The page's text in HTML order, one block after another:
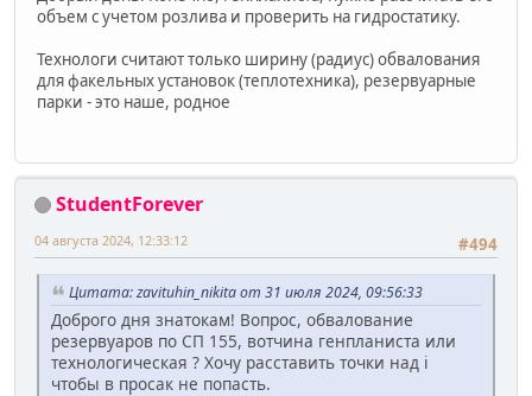
объем с учетом розлива и проверить на гидростатику.
Технологи считают только ширину (радиус) обвалования
для факельных установок (теплотехника), резервуарные
парки - это наше, родное
StudentForever
#494
04 августа 2024, 12:33:12
Цитата: zavituhin_nikita от 31 июля 2024, 09:56:33
Доброго дня знатокам! Вопрос, обвалование
резервуаров по СП 155, вотчина генпланиста или
технологическая ? Хочу расставить точки над i
чтобы в просак не попасть.